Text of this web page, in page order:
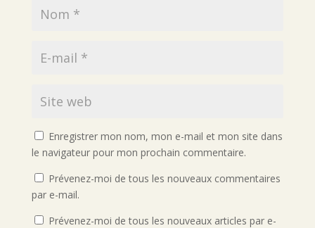
Enregistrer mon nom, mon e-mail et mon site dans
le navigateur pour mon prochain commentaire.
Prévenez-moi de tous les nouveaux commentaires
par e-mail.
Prévenez-moi de tous les nouveaux articles par e-